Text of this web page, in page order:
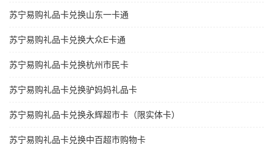
苏宁易购礼品卡兑换山东一卡通
苏宁易购礼品卡兑换大众E卡通
苏宁易购礼品卡兑换杭州市民卡
苏宁易购礼品卡兑换驴妈妈礼品卡
苏宁易购礼品卡兑换永辉超市卡（限实体卡）
苏宁易购礼品卡兑换中百超市购物卡